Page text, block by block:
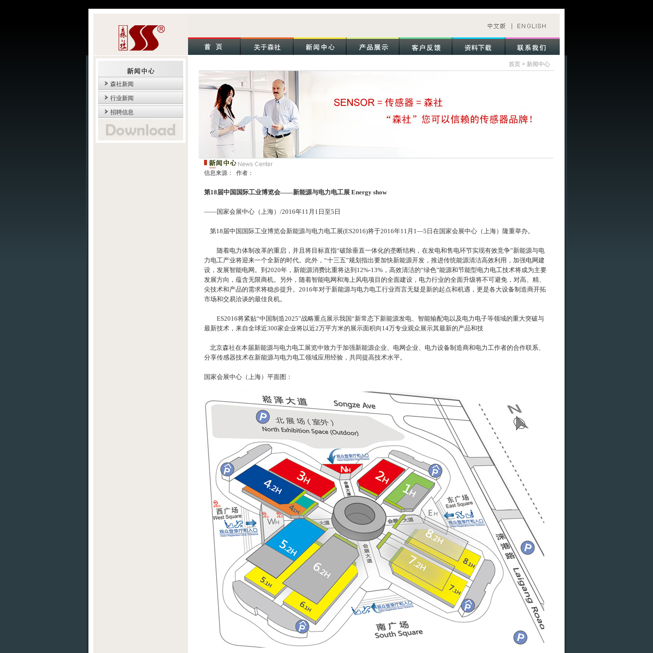
森社新闻
行业新闻
招聘信息
首页 > 新闻中心
信息来源： 作者：
第18届中国国际工业博览会——新能源与电力电工展 Energy show
——国家会展中心（上海）/2016年11月1日至5日
第18届中国国际工业博览会新能源与电力电工展(ES2016)将于2016年11月1—5日在国家会展中心（上海）隆重举办。
随着电力体制改革的重启，并且将目标直指“破除垂直一体化的垄断结构，在发电和售电环节实现有效竞争”新能源与电
力电工产业将迎来一个全新的时代。此外，“十三五”规划指出要加快新能源开发，推进传统能源清洁高效利用，加强电网建
设，发展智能电网。到2020年，新能源消费比重将达到12%-13%，高效清洁的“绿色”能源和节能型电力电工技术将成为主要
发展方向，蕴含无限商机。另外，随着智能电网和海上风电项目的全面建设，电力行业的全面升级将不可避免，对高、精、
尖技术和产品的需求将稳步提升。2016年对于新能源与电力电工行业而言无疑是新的起点和机遇，更是各大设备制造商开拓
市场和交易洽谈的最佳良机。
ES2016将紧贴“中国制造2025”战略重点展示我国“新常态下新能源发电、智能输配电以及电力电子等领域的重大突破与
最新技术，来自全球近300家企业将以近2万平方米的展示面积向14万专业观众展示其最新的产品和技
北京森社在本届新能源与电力电工展览中致力于加强新能源企业、电网企业、电力设备制造商和电力工作者的合作联系、
分享传感器技术在新能源与电力电工领域应用经验，共同提高技术水平。
国家会展中心（上海）平面图：